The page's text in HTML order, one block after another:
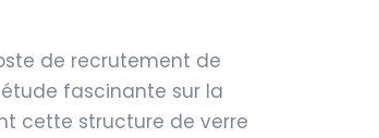
de recrutement de
étude fascinante sur la
cette structure de verre